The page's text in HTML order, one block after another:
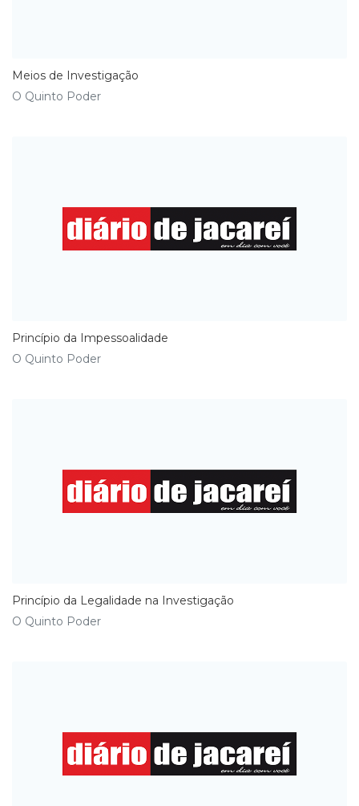
Meios de Investigação
O Quinto Poder
Princípio da Impessoalidade
O Quinto Poder
Princípio da Legalidade na Investigação
O Quinto Poder